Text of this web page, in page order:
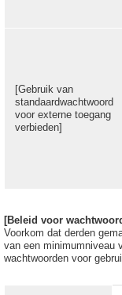
[Gebruik van
standaardwachtwoord
voor externe toegang
verbieden]
[Beleid voor
Voorkom dat derden
van een minimumniveau
wachtwoorden voor